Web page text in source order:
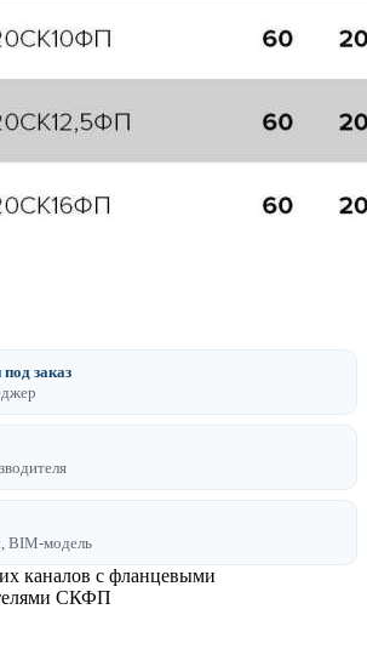
заказ
BIM-модель
каналов с фланцевыми
СКФП